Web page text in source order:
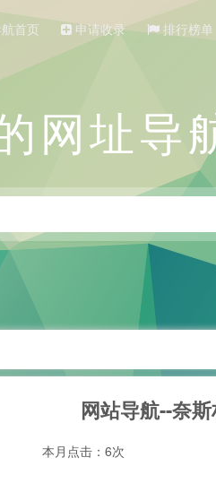
首页 申请收录 排行榜单
网址导
网站导航--奈
本月点击：6次